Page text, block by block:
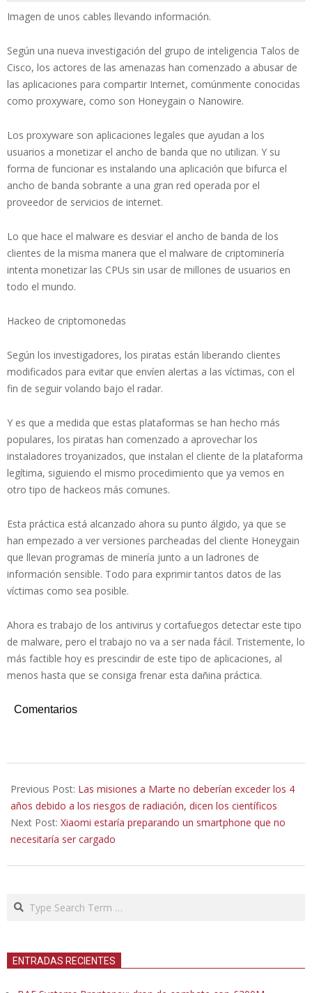
Imagen de unos cables llevando información.
Según una nueva investigación del grupo de inteligencia Talos de
Cisco, los actores de las amenazas han comenzado a abusar de
las aplicaciones para compartir Internet, comúnmente conocidas
como proxyware, como son Honeygain o Nanowire.
Los proxyware son aplicaciones legales que ayudan a los
usuarios a monetizar el ancho de banda que no utilizan. Y su
forma de funcionar es instalando una aplicación que bifurca el
ancho de banda sobrante a una gran red operada por el
proveedor de servicios de internet.
Lo que hace el malware es desviar el ancho de banda de los
clientes de la misma manera que el malware de criptominería
intenta monetizar las CPUs sin usar de millones de usuarios en
todo el mundo.
Hackeo de criptomonedas
Según los investigadores, los piratas están liberando clientes
modificados para evitar que envíen alertas a las víctimas, con el
fin de seguir volando bajo el radar.
Y es que a medida que estas plataformas se han hecho más
populares, los piratas han comenzado a aprovechar los
instaladores troyanizados, que instalan el cliente de la plataforma
legítima, siguiendo el mismo procedimiento que ya vemos en
otro tipo de hackeos más comunes.
Esta práctica está alcanzado ahora su punto álgido, ya que se
han empezado a ver versiones parcheadas del cliente Honeygain
que llevan programas de minería junto a un ladrones de
información sensible. Todo para exprimir tantos datos de las
víctimas como sea posible.
Ahora es trabajo de los antivirus y cortafuegos detectar este tipo
de malware, pero el trabajo no va a ser nada fácil. Tristemente, lo
más factible hoy es prescindir de este tipo de aplicaciones, al
menos hasta que se consiga frenar esta dañina práctica.
Comentarios
09-
02
Previous Post: Las misiones a Marte no deberían exceder los 4
años debido a los riesgos de radiación, dicen los científicos
Next Post: Xiaomi estaría preparando un smartphone que no
necesitaría ser cargado
Search
ENTRADAS RECIENTES